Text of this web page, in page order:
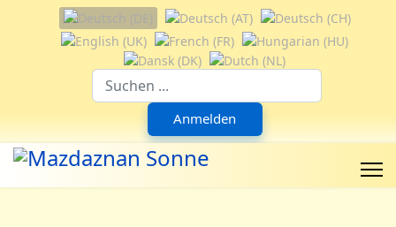
Sprache auswählen
Anmelden